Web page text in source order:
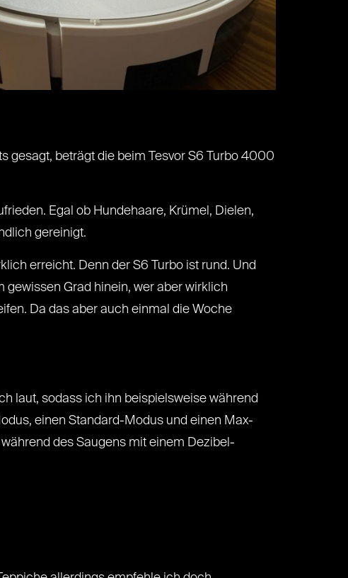
gesagt, beträgt die beim Tesvor S6 Turbo 4000
Egal ob Hundehaare, Krümel, Dielen,
gereinigt.
erreicht. Denn der S6 Turbo ist rund. Und
gewissen Grad hinein, wer aber wirklich
Da das aber auch einmal die Woche
laut, sodass ich ihn beispielsweise während
einen Standard-Modus und einen Max-
des Saugens mit einem Dezibel-